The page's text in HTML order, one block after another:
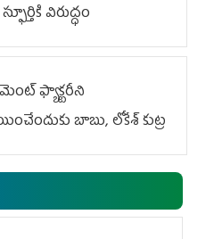
విరుద్ధం
ఫ్యాక్టరీని
బాబు, లోకేశ్ కుట్ర